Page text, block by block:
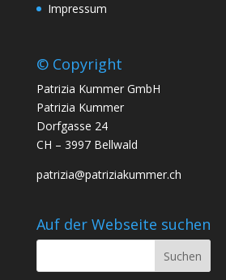
Impressum
© Copyright
Patrizia Kummer GmbH
Patrizia Kummer
Dorfgasse 24
CH – 3997 Bellwald
patrizia@patriziakummer.ch
Auf der Webseite suchen